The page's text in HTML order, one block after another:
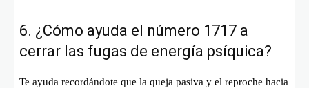
6. ¿Cómo ayuda el número 1717 a
cerrar las fugas de energía psíquica?
Te ayuda recordándote que la queja pasiva y el reproche hacia